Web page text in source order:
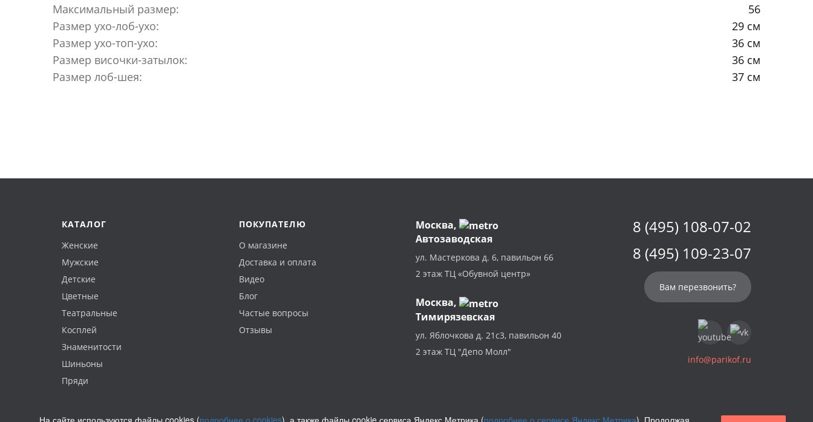
Максимальный размер:
56
Размер ухо-лоб-ухо:
29 см
Размер ухо-топ-ухо:
36 см
Размер височки-затылок:
36 см
Размер лоб-шея:
37 см
КАТАЛОГ
Женские
Мужские
Детские
Цветные
Театральные
Косплей
Знаменитости
Шиньоны
Пряди
ПОКУПАТЕЛЮ
О магазине
Доставка и оплата
Видео
Блог
Частые вопросы
Отзывы
Москва,
Автозаводская
ул. Мастеркова д. 6, павильон 66
2 этаж ТЦ «Обувной центр»
Москва,
Тимирязевская
ул. Яблочкова д. 21с3, павильон 40
2 этаж ТЦ "Депо Молл"
8 (495) 108-07-02
8 (495) 109-23-07
Вам перезвонить?
info@parikof.ru
На сайте используются файлы cookies (подробнее о cookies), а также файлы cookie сервиса Яндекс.Метрика (подробнее о сервисе Яндекс.Метрика). Продолжая